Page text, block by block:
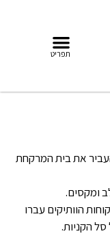
את בית המרקחת
ומקסים.
הוותיקים עברו
הקניות.